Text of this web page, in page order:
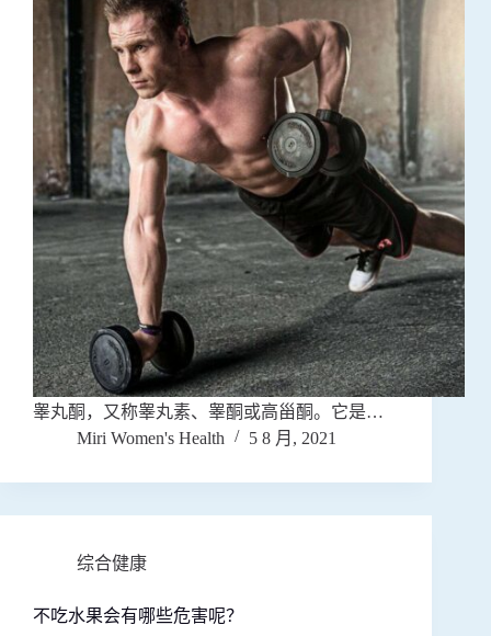
睾丸酮，又称睾丸素、睾酮或高甾酮。它是…
Miri Women's Health
5 8 月, 2021
综合健康
不吃水果会有哪些危害呢？